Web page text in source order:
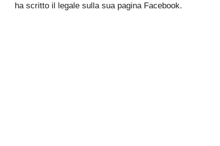
ha scritto il legale sulla sua pagina Facebook.